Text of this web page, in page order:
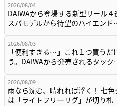
2026/08/04
DAIWAから登場する新型リール４
スパモデルから待望のハイエン
2026/08/03
「便利すぎる…」これ１つ買うだ
う。DAIWAから発売されるタッ
2026/08/09
雨なら沈む、晴れれば浮く！ 七
は「ライトフリーリグ」が切り札